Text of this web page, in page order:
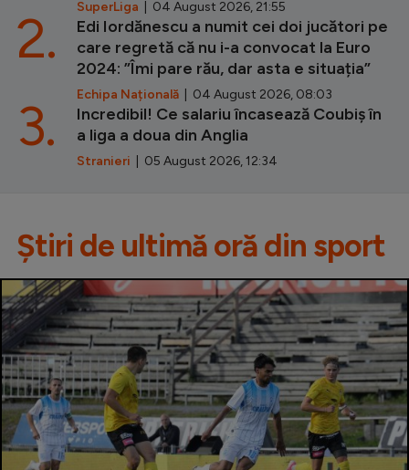
SuperLiga | 04 August 2026, 21:55
Edi Iordănescu a numit cei doi jucători pe
care regretă că nu i-a convocat la Euro
2024: ”Îmi pare rău, dar asta e situația”
Echipa Națională | 04 August 2026, 08:03
2.
Incredibil! Ce salariu încasează Coubiș în
a liga a doua din Anglia
Stranieri | 05 August 2026, 12:34
3.
Știri de ultimă oră din sport